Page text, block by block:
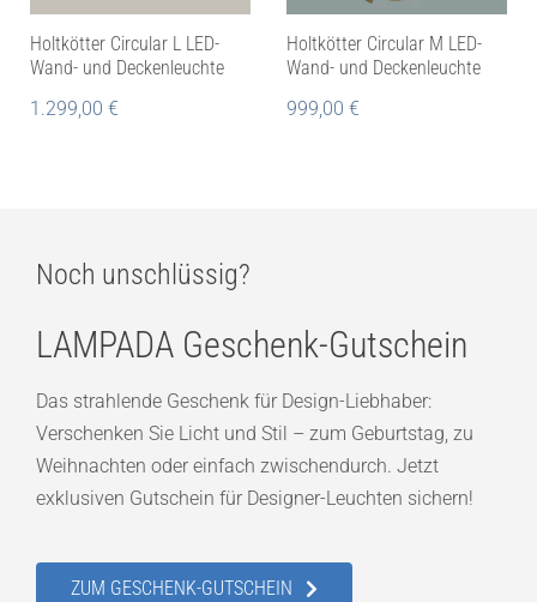
Holtkötter Circular L LED-
Wand- und Deckenleuchte
1.299,00 €
Holtkötter Circular M LED-
Wand- und Deckenleuchte
999,00 €
Noch unschlüssig?
LAMPADA Geschenk-Gutschein
Das strahlende Geschenk für Design-Liebhaber:
Verschenken Sie Licht und Stil – zum Geburtstag, zu
Weihnachten oder einfach zwischendurch. Jetzt
exklusiven Gutschein für Designer-Leuchten sichern!
ZUM GESCHENK-GUTSCHEIN